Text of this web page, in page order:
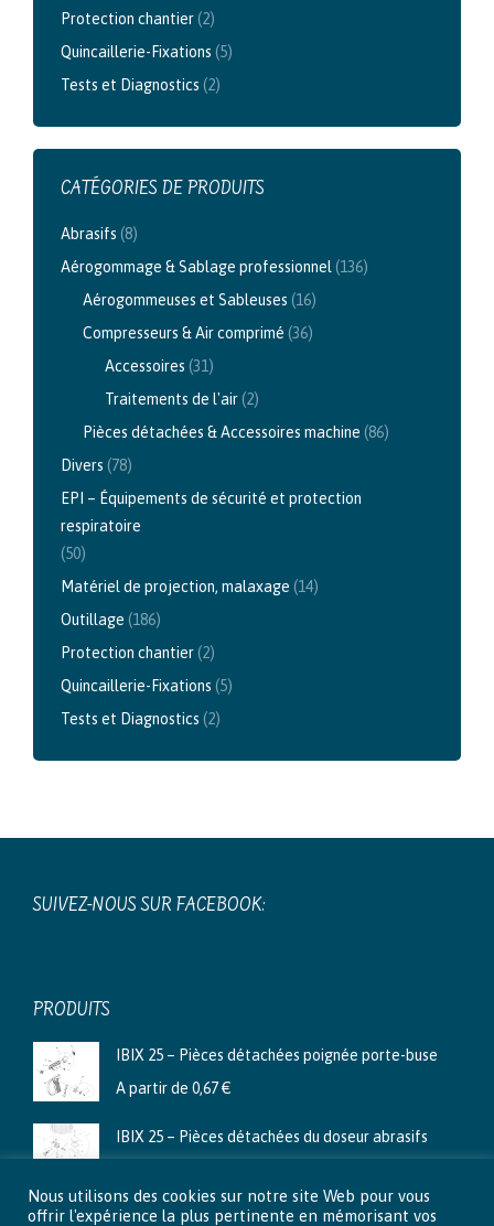
Protection chantier(2)
Quincaillerie-Fixations (5)
Tests et Diagnostics (2)
CATÉGORIES DE PRODUITS
Abrasifs (8)
Aérogommage & Sablage professionnel (136)
Aérogommeuses et Sableuses (16)
Compresseurs & Air comprimé (36)
Accessoires (31)
Traitements de l'air(2)
Pièces détachées & Accessoires machine (86)
Divers (78)
EPI – Équipements de sécurité et protection
respiratoire
(50)
Matériel de projection, malaxage (14)
Outillage (186)
Protection chantier(2)
Quincaillerie-Fixations (5)
Tests et Diagnostics (2)
SUIVEZ-NOUS SUR FACEBOOK:
PRODUITS
IBIX 25 – Pièces détachées poignée porte-buse
A partir de 0,67€
IBIX 25 – Pièces détachées du doseur abrasifs
Ibix 9 - Pièces détachées du doseur abrasifs
Nous utilisons des cookies sur notre site Web pour vous
offrir l'expérience la plus pertinente en mémorisant vos